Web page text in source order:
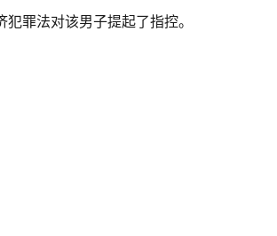
罪法对该男子提起了指控。